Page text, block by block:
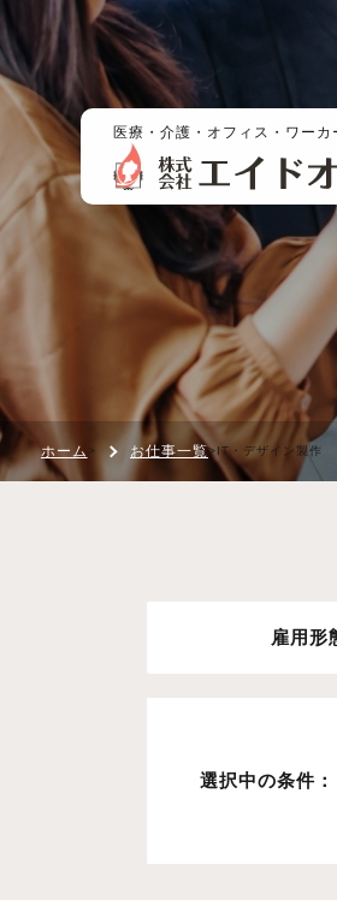
医療・介護・オフィス・ワーカ
ホーム > お仕事一覧>IT・デザイン製作
雇用形
選択中の条件：